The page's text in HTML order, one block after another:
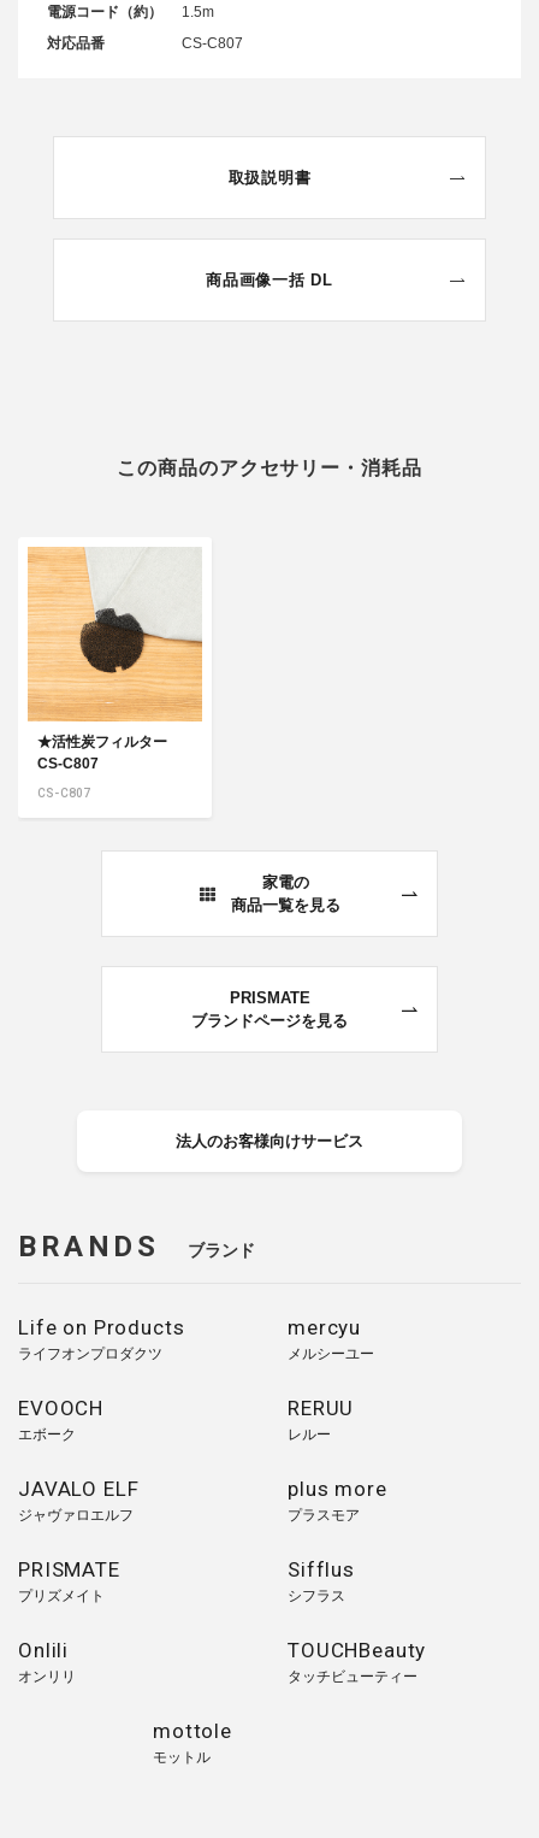
電源コード（約）
1.5m
対応品番
CS-C807
取扱説明書
商品画像一括 DL
この商品のアクセサリー・消耗品
★活性炭フィルター
CS-C807
CS-C807
家電の
商品一覧を見る
PRISMATE
ブランドページを見る
法人のお客様向けサービス
BRANDS ブランド
Life on Products
ライフオンプロダクツ
mercyu
メルシーユー
EVOOCH
エボーク
RERUU
レルー
JAVALO ELF
ジャヴァロエルフ
plus more
プラスモア
PRISMATE
プリズメイト
Sifflus
シフラス
Onlili
オンリリ
TOUCHBeauty
タッチビューティー
mottole
モットル